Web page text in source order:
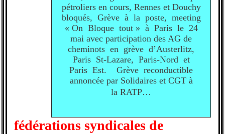
pétroliers en cours, Rennes et Douchy
bloqués, Grève à la poste, meeting
« On Bloque tout » à Paris le 24
mai avec participation des AG de
cheminots en grève d’Austerlitz,
Paris St-Lazare, Paris-Nord et
Paris Est. Grève reconductible
annoncée par Solidaires et CGT à
la RATP…
fédérations syndicales de